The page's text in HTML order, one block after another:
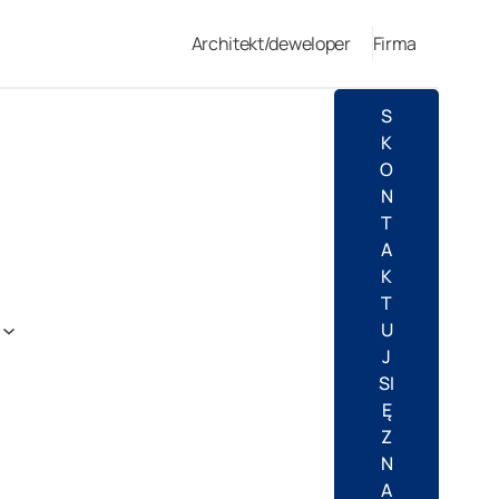
Architekt/deweloper Firma
S
K
O
N
T
A
K
T
U
J
SI
Ę
Z
N
A